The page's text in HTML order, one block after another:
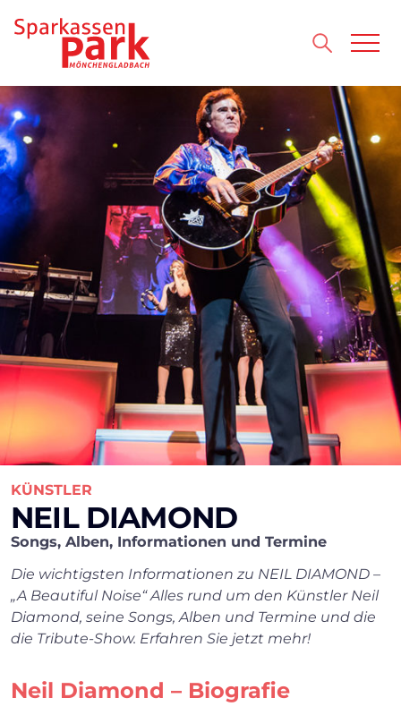
KÜNSTLER
NEIL DIAMOND
Songs, Alben, Informationen und Termine
Die wichtigsten Informationen zu NEIL DIAMOND –
„A Beautiful Noise“ Alles rund um den Künstler Neil
Diamond, seine Songs, Alben und Termine und die
die Tribute-Show. Erfahren Sie jetzt mehr!
Neil Diamond – Biografie